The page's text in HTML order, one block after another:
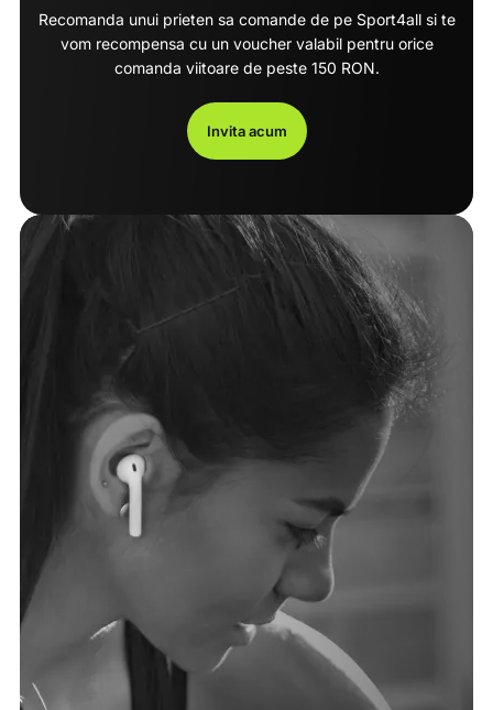
Recomanda unui prieten sa comande de pe Sport4all si te
vom recompensa cu un voucher valabil pentru orice
comanda viitoare de peste 150 RON.
Invita acum